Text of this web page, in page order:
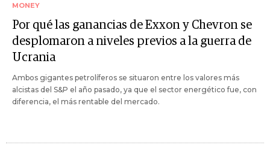
MONEY
Por qué las ganancias de Exxon y Chevron se
desplomaron a niveles previos a la guerra de
Ucrania
Ambos gigantes petrolíferos se situaron entre los valores más
alcistas del S&P el año pasado, ya que el sector energético fue, con
diferencia, el más rentable del mercado.